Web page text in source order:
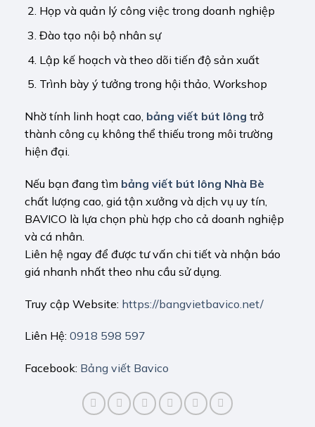
Họp và quản lý công việc trong doanh nghiệp
Đào tạo nội bộ nhân sự
Lập kế hoạch và theo dõi tiến độ sản xuất
Trình bày ý tưởng trong hội thảo, Workshop
Nhờ tính linh hoạt cao, bảng viết bút lông trở
thành công cụ không thể thiếu trong môi trường
hiện đại.
Nếu bạn đang tìm bảng viết bút lông Nhà Bè
chất lượng cao, giá tận xưởng và dịch vụ uy tín,
BAVICO là lựa chọn phù hợp cho cả doanh nghiệp
và cá nhân.
Liên hệ ngay để được tư vấn chi tiết và nhận báo
giá nhanh nhất theo nhu cầu sử dụng.
Truy cập Website: https://bangvietbavico.net/
Liên Hệ: 0918 598 597
Facebook: Bảng viết Bavico